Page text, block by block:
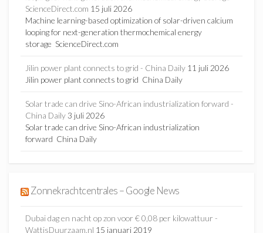
ScienceDirect.com 15 juli 2026
Machine learning-based optimization of solar-driven calcium
looping for next-generation thermochemical energy
storage ScienceDirect.com
Jilin power plant connects to grid - China Daily 11 juli 2026
Jilin power plant connects to grid China Daily
Solar trade can drive Sino-African industrialization forward -
China Daily3 juli 2026
Solar trade can drive Sino-African industrialization
forward China Daily
Zonnekrachtcentrales – Google News
Dubai dag en nacht op zon voor € 0,08 per kilowattuur -
WattisDuurzaam.nl 15 januari 2019